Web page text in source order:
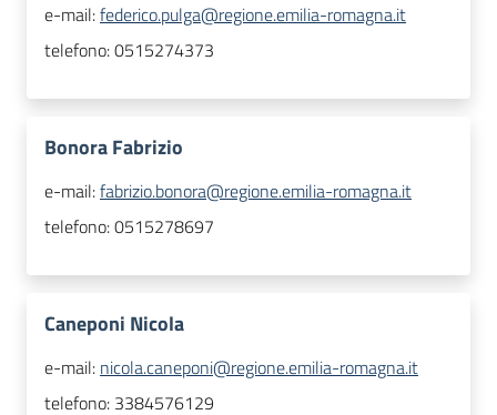
e-mail:federico.pulga@regione.emilia-romagna.it
telefono:0515274373
Bonora Fabrizio
e-mail:fabrizio.bonora@regione.emilia-romagna.it
telefono:0515278697
Caneponi Nicola
e-mail: nicola.caneponi@regione.emilia-romagna.it
telefono: 3384576129